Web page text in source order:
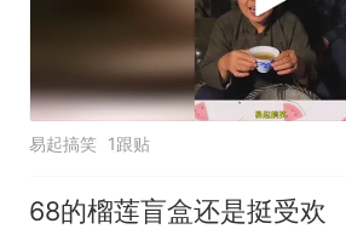
易起搞笑 1跟贴
68的榴莲盲盒还是挺受欢